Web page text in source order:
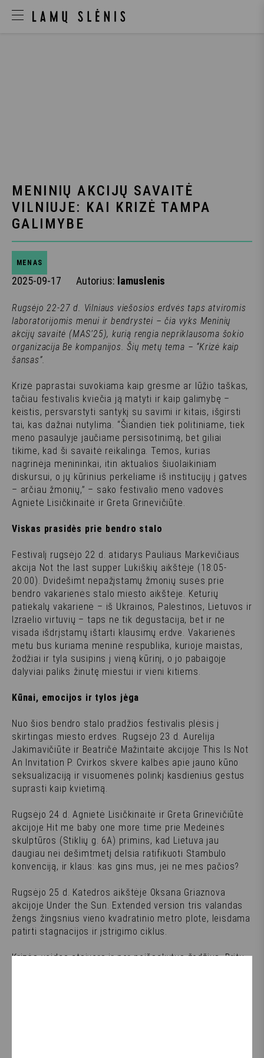
MENINIŲ AKCIJŲ SAVAITĖ
VILNIUJE: KAI KRIZĖ TAMPA
GALIMYBE
MENAS
2025-09-17 Autorius: lamuslenis
Rugsėjo 22-27 d. Vilniaus viešosios erdvės taps atviromis
laboratorijomis menui ir bendrystei – čia vyks Meninių
akcijų savaitė (MAS’25), kurią rengia nepriklausoma šokio
organizacija Be kompanijos. Šių metų tema – “Krizė kaip
šansas”.
Krizė paprastai suvokiama kaip grėsmė ar lūžio taškas,
tačiau festivalis kviečia ją matyti ir kaip galimybę –
keistis, persvarstyti santykį su savimi ir kitais, išgirsti
tai, kas dažnai nutylima. “Šiandien tiek politiniame, tiek
meno pasaulyje jaučiame persisotinimą, bet giliai
tikime, kad ši savaitė reikalinga. Temos, kurias
nagrinėja menininkai, itin aktualios šiuolaikiniam
diskursui, o jų kūrinius perkeliame iš institucijų į gatves
– arčiau žmonių,” – sako festivalio meno vadovės
Agnietė Lisičkinaitė ir Greta Grinevičiūtė.
Viskas prasidės prie bendro stalo
Festivalį rugsėjo 22 d. atidarys Pauliaus Markevičiaus
akcija Not the last supper Lukiškių aikštėje (18:05-
20:00). Dvidešimt nepažįstamų žmonių susės prie
bendro vakarienės stalo miesto aikštėje. Keturių
patiekalų vakarienė – iš Ukrainos, Palestinos, Lietuvos ir
Izraelio virtuvių – taps ne tik degustacija, bet ir ne
visada išdrįstamų ištarti klausimų erdve. Vakarienės
metu bus kuriama meninė respublika, kurioje maistas,
žodžiai ir tyla susipins į vieną kūrinį, o jo pabaigoje
dalyviai paliks žinutę miestui ir vieni kitiems.
Kūnai, emocijos ir tylos jėga
Nuo šios bendro stalo pradžios festivalis plėsis į
skirtingas miesto erdves. Rugsėjo 23 d. Aurelija
Jakimavičiūtė ir Beatričė Mažintaitė akcijoje This Is Not
An Invitation P. Cvirkos skvere kalbės apie jauno kūno
seksualizaciją ir visuomenės polinkį kasdienius gestus
suprasti kaip kvietimą.
Rugsėjo 24 d. Agnietė Lisičkinaitė ir Greta Grinevičiūtė
akcijoje Hit me baby one more time prie Medeinės
skulptūros (Stiklių g. 6A) primins, kad Lietuva jau
daugiau nei dešimtmetį delsia ratifikuoti Stambulo
konvenciją, ir klaus: kas gins mus, jei ne mes pačios?
Rugsėjo 25 d. Katedros aikštėje Oksana Griaznova
akcijoje Under the Sun. Extended version tris valandas
žengs žingsnius vieno kvadratinio metro plote, leisdama
patirti stagnacijos ir įstrigimo ciklus.
Krizės veidas atsivers ir per neišsakytus žodžius. Britų